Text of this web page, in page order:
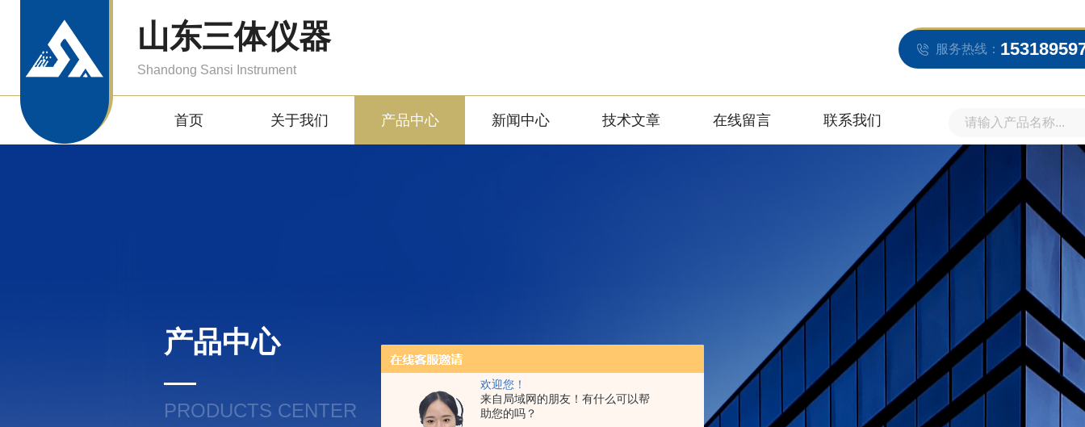
欢迎您！
来自局域网的朋友！有什么可以帮
助您的吗？
山东三体仪器
Shandong Sansi Instrument
服务热线：
首页 关于我们 产品中心 新闻中心 技术文章 在线留言 联系我们
产品中心
PRODUCTS CENTER